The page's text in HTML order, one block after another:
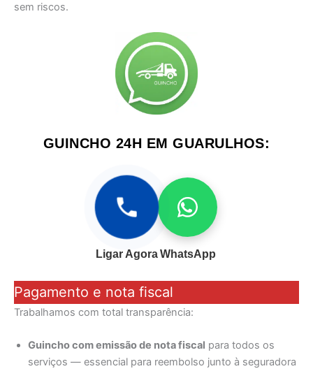
sem riscos.
GUINCHO 24H EM GUARULHOS:
Ligar AgoraWhatsApp
Pagamento e nota fiscal
Trabalhamos com total transparência:
Guincho com emissão de nota fiscal para todos os
serviços — essencial para reembolso junto à seguradora